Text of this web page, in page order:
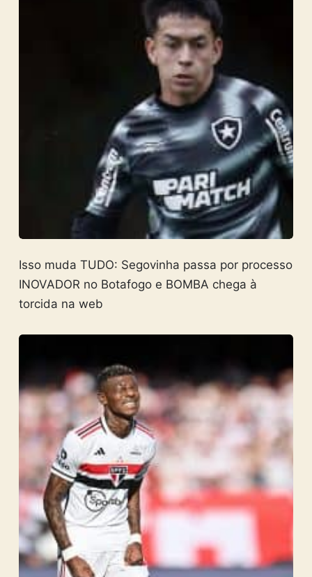
Isso muda TUDO: Segovinha passa por processo
INOVADOR no Botafogo e BOMBA chega à
torcida na web